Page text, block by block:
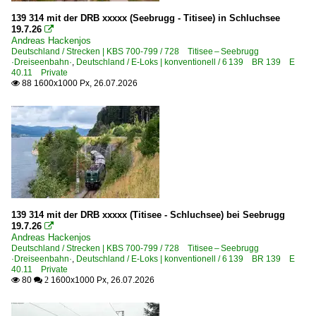
Zweiwegefahrzeuge
Bahndienstfahrzeuge | Triebfahrzeuge
1 218 BR 218
Bahnhöfe (F - K)
Feldberg-Bärental
Bahnhöfe (R - Z)
Seebrugg
Bahntechnische Anlagen und Kunstbauten
Bahnübergänge
Fahrleitungsanlagen
2009
2010
2010
2012
2013
2014
2015
2016
2017
2019
2020
139 314 mit der DRB xxxxx (Seebrugg - Titisee) in Schluchsee
19.7.26 
Andreas Hackenjos
Deutschland / Strecken | KBS 700-799 / 728 Titisee – Seebrugg
·Dreiseenbahn·, Deutschland / E-Loks | konventionell / 6 139 BR 139 E
40.11 Private
 88 1600x1000 Px, 26.07.2026
139 314 mit der DRB xxxxx (Titisee - Schluchsee) bei Seebrugg
19.7.26 
Andreas Hackenjos
Deutschland / Strecken | KBS 700-799 / 728 Titisee – Seebrugg
·Dreiseenbahn·, Deutschland / E-Loks | konventionell / 6 139 BR 139 E
40.11 Private
 80  2 1600x1000 Px, 26.07.2026